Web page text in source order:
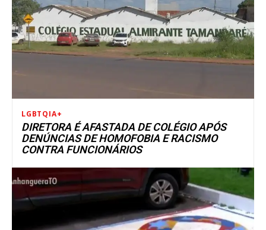
LGBTQIA+
DIRETORA É AFASTADA DE COLÉGIO APÓS
DENÚNCIAS DE HOMOFOBIA E RACISMO
CONTRA FUNCIONÁRIOS